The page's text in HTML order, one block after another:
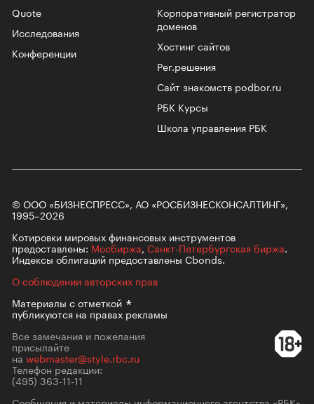
Корпоративный регистратор
доменов
Хостинг сайтов
Рег.решения
Сайт знакомств podbor.ru
РБК Курсы
Школа управления РБК
Quote
Исследования
Конференции
© ООО «БИЗНЕСПРЕСС», АО «РОСБИЗНЕСКОНСАЛТИНГ»,
1995–2026
Котировки мировых финансовых инструментов
предоставлены: Мосбиржа, Санкт-Петербургская биржа.
Индексы облигаций предоставлены Cbonds.
О соблюдении авторских прав
Материалы сотметкой
публикуются на правах рекламы
Все замечания и пожелания
присылайте
на webmaster@style.rbc.ru
Телефон редакции:
(495) 363-11-11